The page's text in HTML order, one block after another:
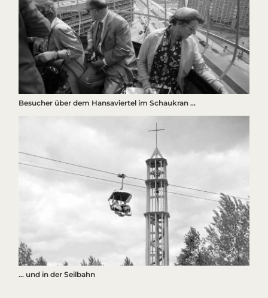
Besucher über dem Hansaviertel im Schaukran …
… und in der Seilbahn